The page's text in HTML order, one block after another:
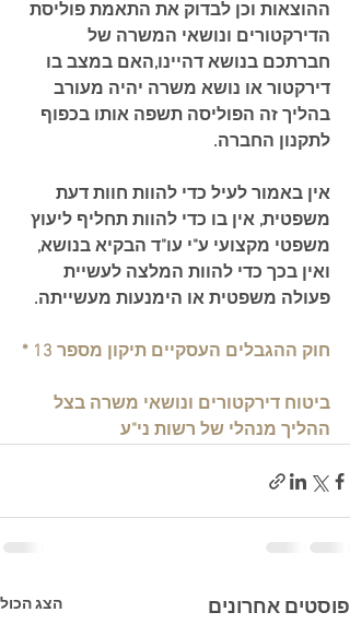
ההוצאות וכן לבדוק את התאמת פוליסת
הדירקטורים ונושאי המשרה של
חברתכם בנושא דהיינו,האם במצב בו
דירקטור או נושא משרה יהיה מעורב
בהליך זה הפוליסה תשפה אותו בכפוף
לתקנון החברה.
אין באמור לעיל כדי להוות חוות דעת
משפטית, אין בו כדי להוות תחליף ליעוץ
משפטי מקצועי ע"י עו"ד הבקיא בנושא,
ואין בכך כדי להוות המלצה לעשיית
פעולה משפטית או הימנעות מעשייתה.
חוק ההגבלים העסקיים תיקון מספר 13 *
ביטוח דירקטורים ונושאי משרה בצל
ההליך מנהלי של רשות ני"ע
פוסטים אחרונים הצג הכול